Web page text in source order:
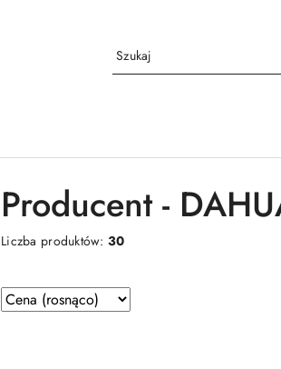
Producent -
Liczba produktów:30
Zastosowano
sortowanie:
Sortuj
według